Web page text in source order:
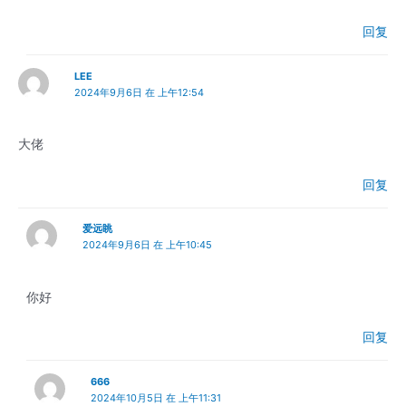
回复
LEE
2024年9月6日 在 上午12:54
大佬
回复
爱远眺
2024年9月6日 在 上午10:45
你好
回复
666
2024年10月5日 在 上午11:31